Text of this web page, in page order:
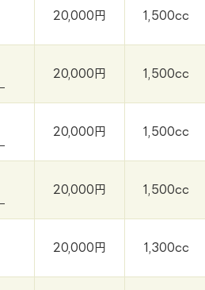
20,000円 1,500cc
20,000円 1,500cc
20,000円 1,500cc
20,000円 1,500cc
20,000円 1,300cc